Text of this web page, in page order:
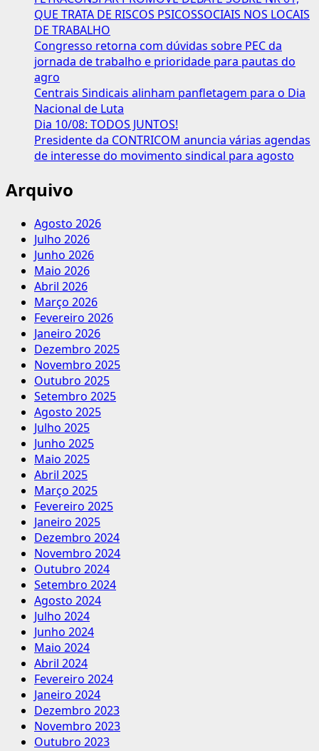
QUE TRATA DE RISCOS PSICOSSOCIAIS NOS LOCAIS
DE TRABALHO
Congresso retorna com dúvidas sobre PEC da
jornada de trabalho e prioridade para pautas do
agro
Centrais Sindicais alinham panfletagem para o Dia
Nacional de Luta
Dia 10/08: TODOS JUNTOS!
Presidente da CONTRICOM anuncia várias agendas
de interesse do movimento sindical para agosto
Arquivo
Agosto 2026
Julho 2026
Junho 2026
Maio 2026
Abril 2026
Março 2026
Fevereiro 2026
Janeiro 2026
Dezembro 2025
Novembro 2025
Outubro 2025
Setembro 2025
Agosto 2025
Julho 2025
Junho 2025
Maio 2025
Abril 2025
Março 2025
Fevereiro 2025
Janeiro 2025
Dezembro 2024
Novembro 2024
Outubro 2024
Setembro 2024
Agosto 2024
Julho 2024
Junho 2024
Maio 2024
Abril 2024
Fevereiro 2024
Janeiro 2024
Dezembro 2023
Novembro 2023
Outubro 2023